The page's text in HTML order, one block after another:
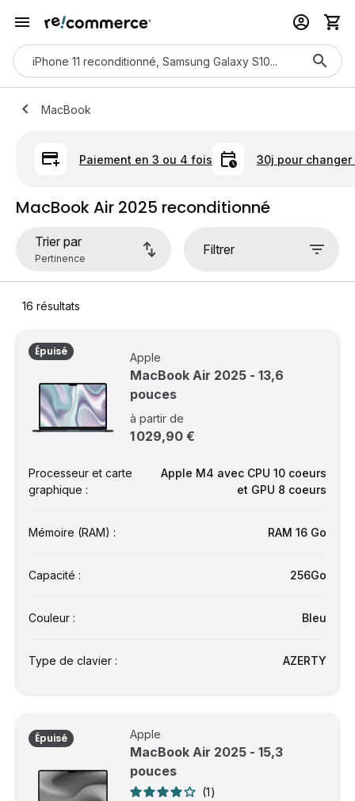
MacBook
Paiement en 3 ou 4 fois 30j pour
MacBook Air 2025 reconditionné
Trier par Filtrer
16 résultats
Épuisé Apple
MacBook Air 2025 - 13,6
pouces
à partir de
1 029,90 €
Processeur et carte
graphique :
Apple M4 avec CPU 10 coeurs
et GPU 8 coeurs
Mémoire (RAM) : RAM 16 Go
Capacité : 256Go
Couleur : Bleu
Type de clavier : AZERTY
Épuisé Apple
MacBook Air 2025 - 15,3
pouces
1